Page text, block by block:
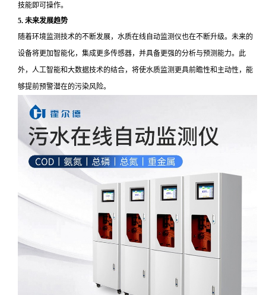
技能即可操作。
5. 未来发展趋势
随着环境监测技术的不断发展，水质在线自动监测仪也在不断升级。未来的
设备将更加智能化，集成更多传感器，并具备更强的分析与预测能力。此
外，人工智能和大数据技术的结合，将使水质监测更具前瞻性和主动性，能
够提前预警潜在的污染风险。